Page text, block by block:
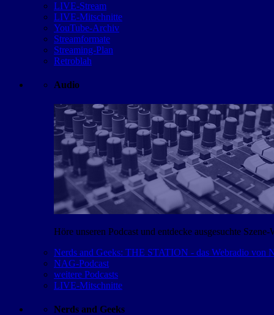
LIVE-Stream
LIVE-Mitschnitte
YouTube-Archiv
Streamformate
Streaming-Plan
Retroblah
Audio
Höre unseren Podcast und entdecke ausgesuchte Szene-
Nerds and Geeks: THE STATION - das Webradio von
NAG-Podcast
weitere Podcasts
LIVE-Mitschnitte
Nerds and Geeks